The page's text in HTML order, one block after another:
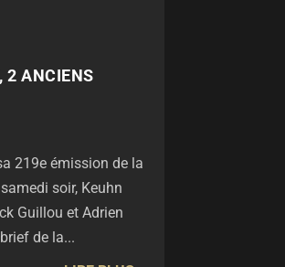
2 ANCIENS
219e émission de la
soir, Keuhn
Guillou et Adrien
de la...